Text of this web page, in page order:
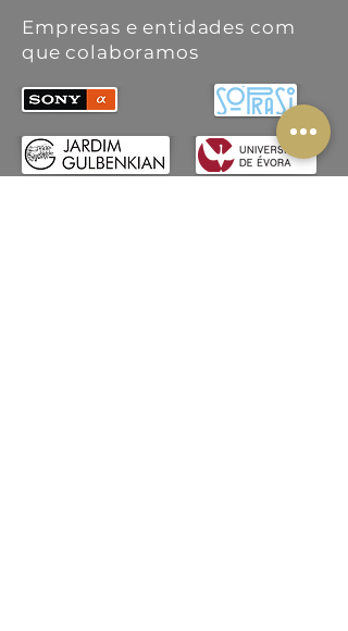
Empresas e entidades com
que colaboramos